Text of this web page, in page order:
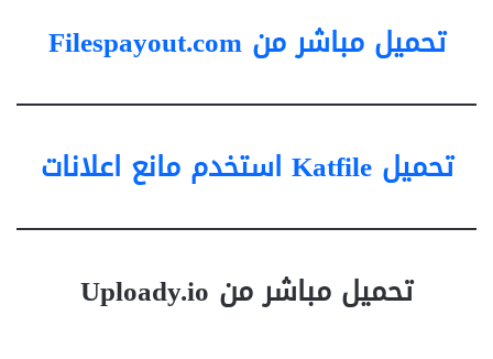
تحميل مباشر من Filespayout.com
تحميل Katfile استخدم مانع اعلانات
تحميل مباشر من Uploady.io